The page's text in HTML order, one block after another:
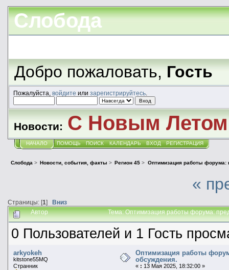
Слобода
Добро пожаловать,Гость
Пожалуйста, войдите или зарегистрируйтесь.
Новости: С Новым
НАЧАЛО ПОМОЩЬ ПОИСК КАЛЕНДАРЬ ВХОД РЕГИСТРАЦИЯ
Слобода > Новости, события, факты > Регион 45 > Оптимизация работы форума:
«
Страницы: [1] Вниз
Автор Тема: Оптимизация работы форума:
0 Пользователей и 1 Гость
arkyokeh
kitstone55MQ
Странник
Оптимизация работы
обсуждения.
« : 13 Мая 2025, 18:32:00 »